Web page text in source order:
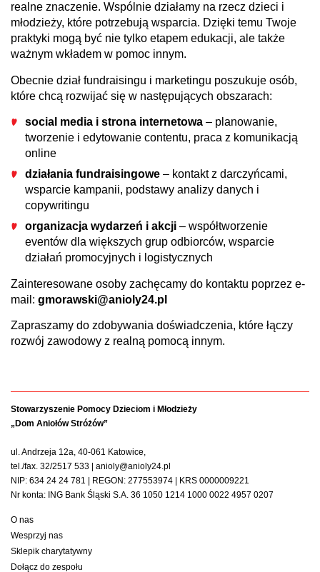
realne znaczenie. Wspólnie działamy na rzecz dzieci i
młodzieży, które potrzebują wsparcia. Dzięki temu Twoje
praktyki mogą być nie tylko etapem edukacji, ale także
ważnym wkładem w pomoc innym.
Obecnie dział fundraisingu i marketingu poszukuje osób,
które chcą rozwijać się w następujących obszarach:
social media i strona internetowa – planowanie,
tworzenie i edytowanie contentu, praca z komunikacją
online
działania fundraisingowe – kontakt z darczyńcami,
wsparcie kampanii, podstawy analizy danych i
copywritingu
organizacja wydarzeń i akcji – współtworzenie
eventów dla większych grup odbiorców, wsparcie
działań promocyjnych i logistycznych
Zainteresowane osoby zachęcamy do kontaktu poprzez e-
mail: gmorawski@anioly24.pl
Zapraszamy do zdobywania doświadczenia, które łączy
rozwój zawodowy z realną pomocą innym.
Stowarzyszenie Pomocy Dzieciom i Młodzieży
„Dom Aniołów Stróżów”
ul. Andrzeja 12a, 40-061 Katowice,
tel./fax. 32/2517 533 | anioly@anioly24.pl
NIP: 634 24 24 781 | REGON: 277553974 | KRS 0000009221
Nr konta: ING Bank Śląski S.A. 36 1050 1214 1000 0022 4957 0207
O nas
Wesprzyj nas
Sklepik charytatywny
Dołącz do zespołu